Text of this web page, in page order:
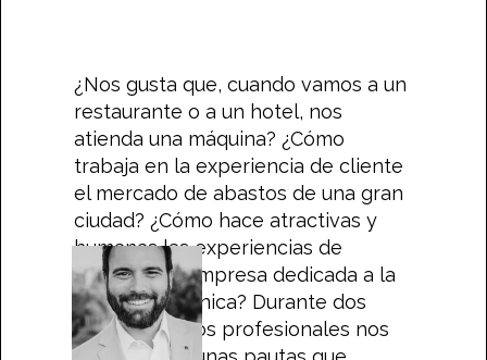
¿Nos gusta que, cuando vamos a un
restaurante o a un hotel, nos
atienda una máquina? ¿Cómo
trabaja en la experiencia de cliente
el mercado de abastos de una gran
ciudad? ¿Cómo hace atractivas y
humanas las experiencias de
usuario una empresa dedicada a la
tecnología clínica? Durante dos
sesiones, estos profesionales nos